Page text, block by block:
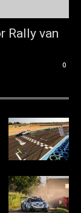
Rally van
0